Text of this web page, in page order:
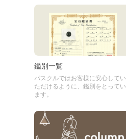
鑑別一覧
パスクルではお客様に安心してい
ただけるように、鑑別をとってい
ます。